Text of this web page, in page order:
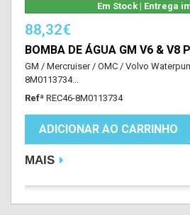
Em Stock | Entrega
88,32€
BOMBA DE ÁGUA GM V6 & V8
GM / Mercruiser / OMC / Volvo
8M0113734...
Refª REC46-8M0113734
ADICIONAR AO CARRINHO
MAIS